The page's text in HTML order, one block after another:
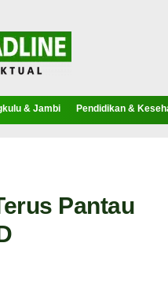
& Jambi Pendidikan &
Pantau